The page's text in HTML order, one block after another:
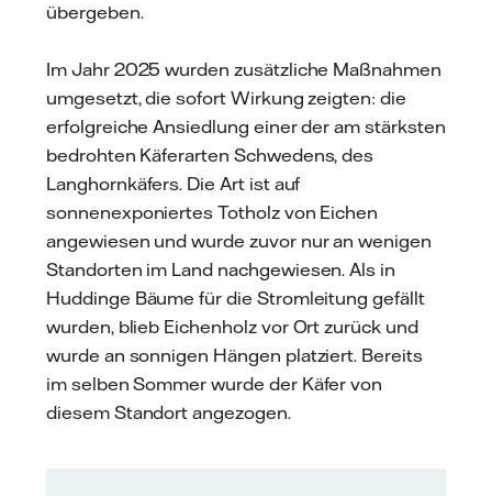
übergeben.
Im Jahr 2025 wurden zusätzliche Maßnahmen
umgesetzt, die sofort Wirkung zeigten: die
erfolgreiche Ansiedlung einer der am stärksten
bedrohten Käferarten Schwedens, des
Langhornkäfers. Die Art ist auf
sonnenexponiertes Totholz von Eichen
angewiesen und wurde zuvor nur an wenigen
Standorten im Land nachgewiesen. Als in
Huddinge Bäume für die Stromleitung gefällt
wurden, blieb Eichenholz vor Ort zurück und
wurde an sonnigen Hängen platziert. Bereits
im selben Sommer wurde der Käfer von
diesem Standort angezogen.